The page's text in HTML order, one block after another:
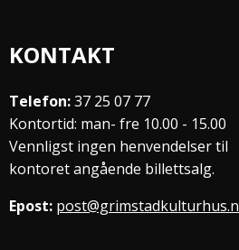
KONTAKT
Telefon:37 25 07 77
Kontortid: man- fre 10.00 - 15.00
Vennligst ingen henvendelser til
kontoret angående billettsalg.
Epost: